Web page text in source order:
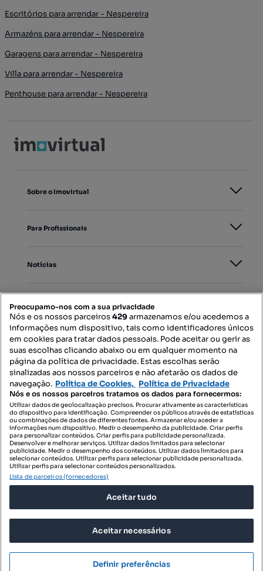
Escritórios para arrendar - Nespereira
Armazéns para arrendar - Nespereira
Garagens para arrendar - Nespereira
Villa para arrendar - Nespereira
Penthouse para arrendar - Nespereira
Sobre o Imovirtual
Para Profissionais
Notícias
Mapa do Site
Contacte-nos
SIGA-NOS:
DESCARREGAR NA:
© 2026 Imovirtual.com, OLX Portugal, S.A.
TERMOS DE UTILIZAÇÃO
POLÍTICA DE PRIVACIDADE
Preocupamo-nos com a sua privacidade
Nós e os nossos parceiros429armazenamos e/ou acedemos a
informações num dispositivo, tais como identificadores únicos
em cookies para tratar dados pessoais. Pode aceitar ou gerir as
suas escolhas clicando abaixo ou em qualquer momento na
página da política de privacidade. Estas escolhas serão
sinalizadas aos nossos parceiros e não afetarão os dados de
navegação. Política de Cookies, Política de Privacidade
Nós e os nossos parceiros tratamos os dados para fornecermos:
Utilizar dados de geolocalização precisos. Procurar ativamente as características
do dispositivo para identificação. Compreender os públicos através de estatísticas
ou combinações de dados de diferentes fontes. Armazenar e/ou aceder a
informações num dispositivo. Medir o desempenho da publicidade. Criar perfis
para personalizar conteúdos. Criar perfis para publicidade personalizada.
Desenvolver e melhorar serviços. Utilizar dados limitados para selecionar
publicidade. Medir o desempenho dos conteúdos. Utilizar dados limitados para
selecionar conteúdos. Utilizar perfis para selecionar publicidade personalizada.
Utilizar perfis para selecionar conteúdos personalizados.
Lista de parceiros (fornecedores)
Aceitar tudo
Aceitar necessários
Definir preferências